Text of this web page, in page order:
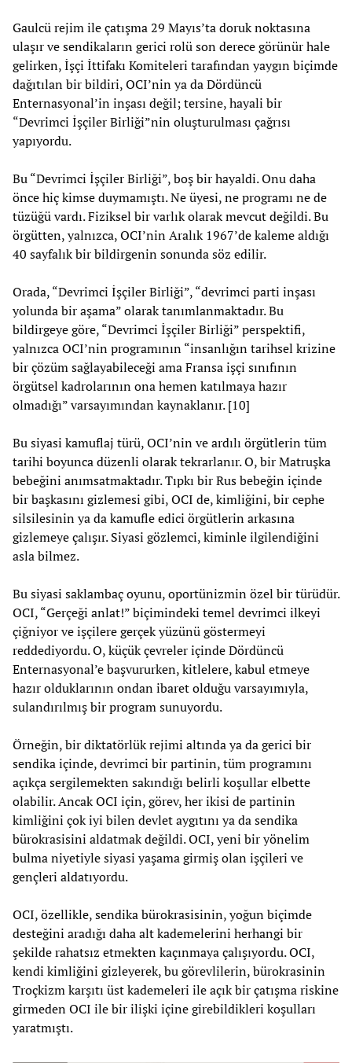
Gaulcü rejim ile çatışma 29 Mayıs’ta doruk noktasına
ulaşır ve sendikaların gerici rolü son derece görünür hale
gelirken, İşçi İttifakı Komiteleri tarafından yaygın biçimde
dağıtılan bir bildiri, OCI’nin ya da Dördüncü
Enternasyonal’in inşası değil; tersine, hayali bir
“Devrimci İşçiler Birliği”nin oluşturulması çağrısı
yapıyordu.
Bu “Devrimci İşçiler Birliği”, boş bir hayaldi. Onu daha
önce hiç kimse duymamıştı. Ne üyesi, ne programı ne de
tüzüğü vardı. Fiziksel bir varlık olarak mevcut değildi. Bu
örgütten, yalnızca, OCI’nin Aralık 1967’de kaleme aldığı
40 sayfalık bir bildirgenin sonunda söz edilir.
Orada, “Devrimci İşçiler Birliği”, “devrimci parti inşası
yolunda bir aşama” olarak tanımlanmaktadır. Bu
bildirgeye göre, “Devrimci İşçiler Birliği” perspektifi,
yalnızca OCI’nin programının “insanlığın tarihsel krizine
bir çözüm sağlayabileceği ama Fransa işçi sınıfının
örgütsel kadrolarının ona hemen katılmaya hazır
olmadığı” varsayımından kaynaklanır. [10]
Bu siyasi kamuflaj türü, OCI’nin ve ardılı örgütlerin tüm
tarihi boyunca düzenli olarak tekrarlanır. O, bir Matruşka
bebeğini anımsatmaktadır. Tıpkı bir Rus bebeğin içinde
bir başkasını gizlemesi gibi, OCI de, kimliğini, bir cephe
silsilesinin ya da kamufle edici örgütlerin arkasına
gizlemeye çalışır. Siyasi gözlemci, kiminle ilgilendiğini
asla bilmez.
Bu siyasi saklambaç oyunu, oportünizmin özel bir türüdür.
OCI, “Gerçeği anlat!” biçimindeki temel devrimci ilkeyi
çiğniyor ve işçilere gerçek yüzünü göstermeyi
reddediyordu. O, küçük çevreler içinde Dördüncü
Enternasyonal’e başvururken, kitlelere, kabul etmeye
hazır olduklarının ondan ibaret olduğu varsayımıyla,
sulandırılmış bir program sunuyordu.
Örneğin, bir diktatörlük rejimi altında ya da gerici bir
sendika içinde, devrimci bir partinin, tüm programını
açıkça sergilemekten sakındığı belirli koşullar elbette
olabilir. Ancak OCI için, görev, her ikisi de partinin
kimliğini çok iyi bilen devlet aygıtını ya da sendika
bürokrasisini aldatmak değildi. OCI, yeni bir yönelim
bulma niyetiyle siyasi yaşama girmiş olan işçileri ve
gençleri aldatıyordu.
OCI, özellikle, sendika bürokrasisinin, yoğun biçimde
desteğini aradığı daha alt kademelerini herhangi bir
şekilde rahatsız etmekten kaçınmaya çalışıyordu. OCI,
kendi kimliğini gizleyerek, bu görevlilerin, bürokrasinin
Troçkizm karşıtı üst kademeleri ile açık bir çatışma riskine
girmeden OCI ile bir ilişki içine girebildikleri koşulları
yaratmıştı.